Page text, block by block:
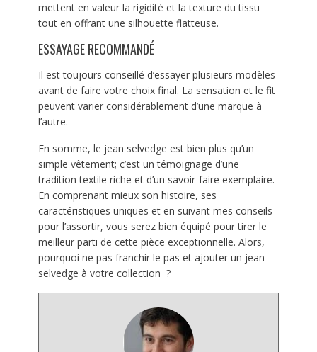
mettent en valeur la rigidité et la texture du tissu
tout en offrant une silhouette flatteuse.
ESSAYAGE RECOMMANDÉ
Il est toujours conseillé d’essayer plusieurs modèles
avant de faire votre choix final. La sensation et le fit
peuvent varier considérablement d’une marque à
l’autre.
En somme, le jean selvedge est bien plus qu’un
simple vêtement; c’est un témoignage d’une
tradition textile riche et d’un savoir-faire exemplaire.
En comprenant mieux son histoire, ses
caractéristiques uniques et en suivant mes conseils
pour l’assortir, vous serez bien équipé pour tirer le
meilleur parti de cette pièce exceptionnelle. Alors,
pourquoi ne pas franchir le pas et ajouter un jean
selvedge à votre collection ?